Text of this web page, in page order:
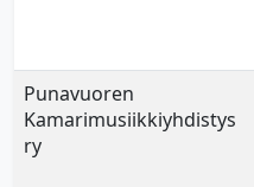
Punavuoren
Kamarimusiikkiyhdistys
ry